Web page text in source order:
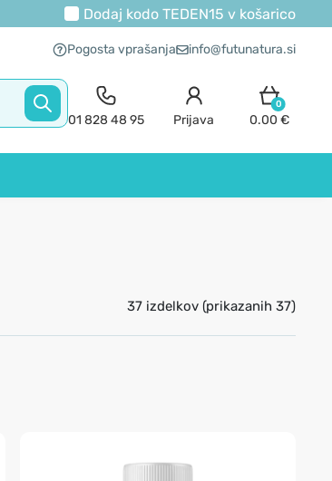
Dodaj kodo TEDEN15 v košarico
Pogosta vprašanja info@futunatura.si
01 828 48 95 Prijava
0
0.00 €
37 izdelkov (prikazanih 37)